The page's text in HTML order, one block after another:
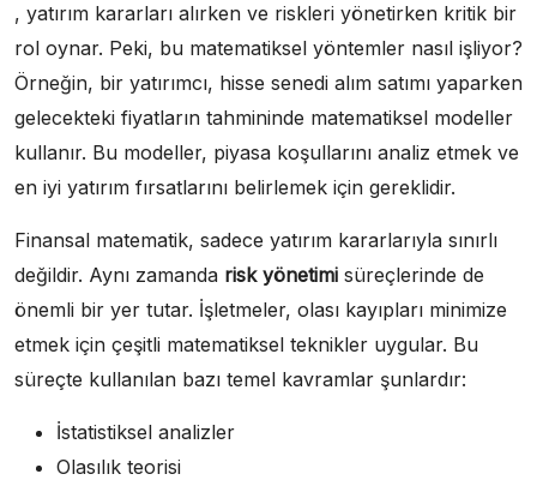
, yatırım kararları alırken ve riskleri yönetirken kritik bir
rol oynar. Peki, bu matematiksel yöntemler nasıl işliyor?
Örneğin, bir yatırımcı, hisse senedi alım satımı yaparken
gelecekteki fiyatların tahmininde matematiksel modeller
kullanır. Bu modeller, piyasa koşullarını analiz etmek ve
en iyi yatırım fırsatlarını belirlemek için gereklidir.
Finansal matematik, sadece yatırım kararlarıyla sınırlı
değildir. Aynı zamanda risk yönetimi süreçlerinde de
önemli bir yer tutar. İşletmeler, olası kayıpları minimize
etmek için çeşitli matematiksel teknikler uygular. Bu
süreçte kullanılan bazı temel kavramlar şunlardır:
İstatistiksel analizler
Olasılık teorisi